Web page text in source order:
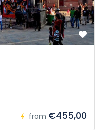
from €455,00